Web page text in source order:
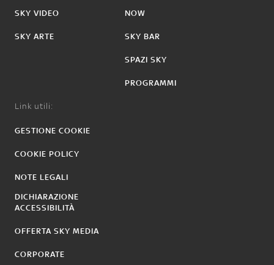
SKY VIDEO
SKY ARTE
NOW
SKY BAR
SPAZI SKY
PROGRAMMI
Link utili:
GESTIONE COOKIE
COOKIE POLICY
NOTE LEGALI
DICHIARAZIONE
ACCESSIBILITÀ
OFFERTA SKY MEDIA
CORPORATE